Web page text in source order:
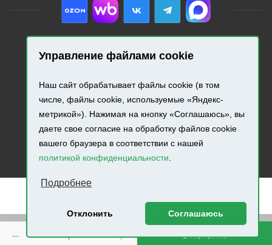
Управление файлами cookie
Наш сайт обрабатывает файлы cookie (в том
числе, файлы cookie, используемые «Яндекс-
метрикой»). Нажимая на кнопку «Соглашаюсь», вы
даете свое согласие на обработку файлов cookie
вашего браузера в соответствии с нашей
политикой конфиденциальности.
Подробнее
Отклонить Соглашаюсь
В КОРЗИНУ
Внимание! Минимальная сумма заказа составляет 500
руб.!
2026 © «Промресурс». Все права защищены.
Разработка и продвижение сайта.